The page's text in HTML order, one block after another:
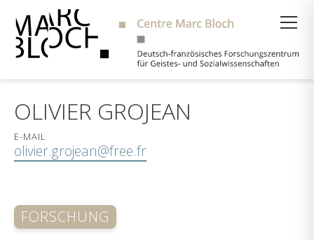
OLIVIER GROJEAN
E-MAIL
olivier.grojean@free.fr
FORSCHUNG